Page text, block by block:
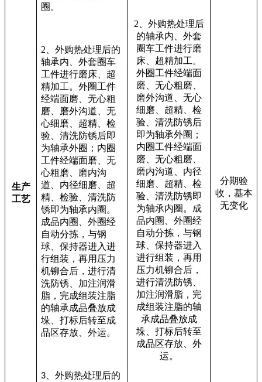
生产
工艺
圈。
2 、外购热处理后的
轴承内、外套圈车
工件进行磨床、超
精加工。外圈工件
经端面磨、无心粗
磨、磨外沟道、无
心细磨、超精、检
验、清洗防锈后即
为轴承外圈；内圈
工件经端面磨、无
心粗磨、磨内沟
道、内径细磨、超
精、检验、清洗防
锈即为轴承内圈。
成品内圈、外圈经
自动分拣，与钢
球、保持器进入进
行组装，再用压力
机铆合后，进行清
洗防锈、加注润滑
脂，完成组装注脂
的轴承成品叠放成
垛、打标后转至成
品区存放、外运。
3 、外购热处理后的
2 、外购热处理后
的轴承内、外套
圈车工件进行磨
床、超精加工。
外圈工件经端面
磨、无心粗磨、
磨外沟道、无心
细磨、超精、检
验、清洗防锈后
即为轴承外圈；
内圈工件经端面
磨、无心粗磨、
磨内沟道、内径
细磨、超精、检
验、清洗防锈即
为轴承内圈。成
品内圈、外圈经
自动分拣，与钢
球、保持器进入
进行组装，再用
压力机铆合后，
进行清洗防锈、
加注润滑脂，完
成组装注脂的轴
承成品叠放成
垛、打标后转至
成品区存放、外
运。
分期验
收，基本
无变化